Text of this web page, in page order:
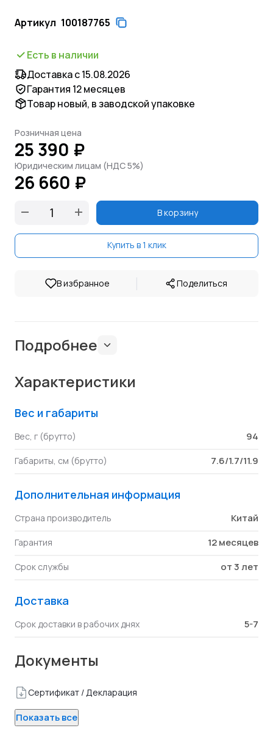
Артикул 100187765
Есть в наличии
Доставка с 15.08.2026
Гарантия 12 месяцев
Товар новый, в заводской упаковке
Розничная цена
25 390 ₽
Юридическим лицам (НДС 5%)
26 660 ₽
В корзину
Купить в 1 клик
В избранное | Поделиться
Подробнее
Характеристики
Вес и габариты
Вес, г (брутто) 94
Габариты, см (брутто) 7.6/1.7/11.9
Дополнительная информация
Страна производитель Китай
Гарантия 12 месяцев
Срок службы от 3 лет
Доставка
Срок доставки в рабочих днях 5-7
Документы
Сертификат / Декларация
Показать все